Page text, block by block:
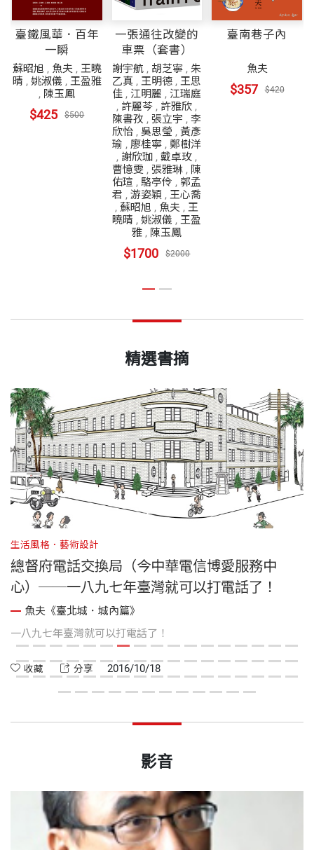
臺鐵風華．百年
一瞬
蘇昭旭 , 魚夫 , 王曉
晴 , 姚淑儀 , 王盈雅
, 陳玉鳳
$425 $500
一張通往改變的
車票（套書）
謝宇航 , 胡芝寧 ,朱
乙真 ,王明德 ,王思
佳 , 江明麗 , 江瑞庭
, 許麗芩 , 許雅欣 ,
陳書孜 , 張立宇 ,李
欣怡 , 吳思瑩 ,黃彥
瑜 ,廖桂寧 ,鄭樹洋
, 謝欣珈 ,戴卓玫 ,
曹憶雯 , 張雅琳 , 陳
佑瑄 ,駱亭伶 , 郭孟
君 ,游姿穎 ,王心喬
,蘇昭旭 , 魚夫 ,王
曉晴 ,姚淑儀 ,王盈
雅 , 陳玉鳳
$1700 $2000
臺南巷子內
魚夫
$357 $420
精選書摘
生活風格．藝術設計
總督府電話交換局（今中華電信博愛服務中
心）──一八九七年臺灣就可以打電話了！
魚夫《臺北城．城內篇》
一八九七年臺灣就可以打電話了！
收藏 分享 2016/10/18
影音